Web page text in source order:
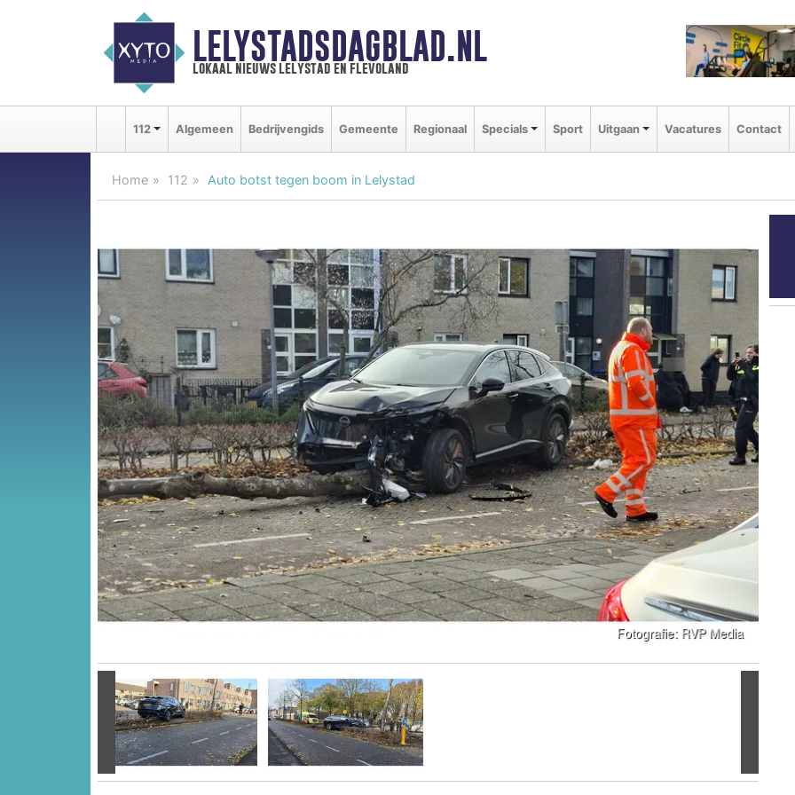
LELYSTADSDAGBLAD.NL
lokaal nieuws lelystad en flevoland
112 Algemeen Bedrijvengids Gemeente Regionaal Specials Sport Uitgaan Vacatures Contact
Home 112 Auto botst tegen boom in Lelystad
Vorige